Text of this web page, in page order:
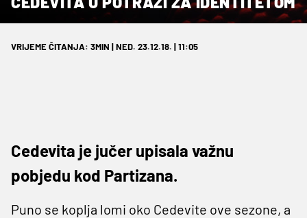
VRIJEME ČITANJA: 3MIN | NED. 23.12.18. | 11:05
Cedevita je jučer upisala važnu
pobjedu kod Partizana.
Puno se koplja lomi oko Cedevite ove sezone, a